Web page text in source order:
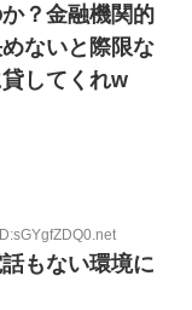
？金融機関的
ないと際限な
してくれw
もない環境に